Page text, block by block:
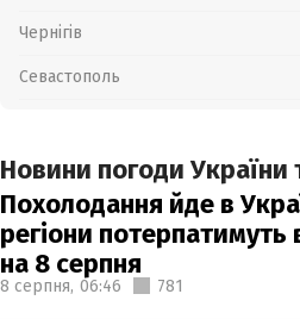
Чернігів
Севастополь
Новини погоди України
Похолодання йде в
регіони потерпатимуть
на 8 серпня
8 серпня, 06:46 781